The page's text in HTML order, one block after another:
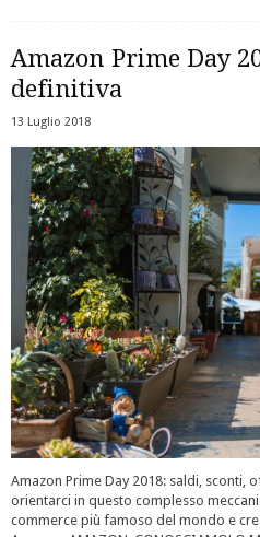
Amazon Prime Day
definitiva
13 Luglio 2018
Amazon Prime Day 2018: saldi, sconti,
orientarci in questo complesso
commerce più famoso del mondo e